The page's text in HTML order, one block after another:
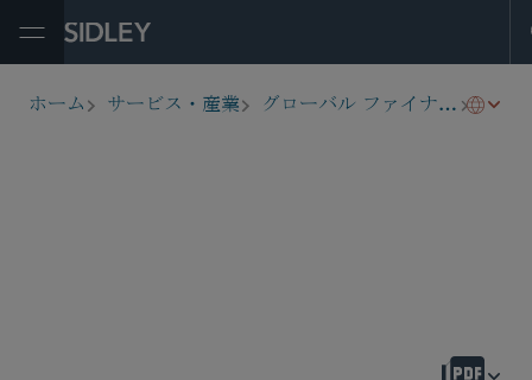
breadcrumbs
ホーム サービス・産業 グローバル ファイナンス ヘッ